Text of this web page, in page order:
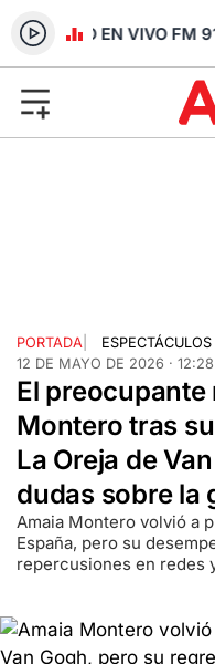
RADIO EN VIVO FM
PORTADA
ESPECTÁCULOS
12 DE MAYO DE 2026 · 12:28
El
Montero tras
La Oreja de
dudas sobre la
Amaia Montero volvió a
España, pero su
repercusiones en redes